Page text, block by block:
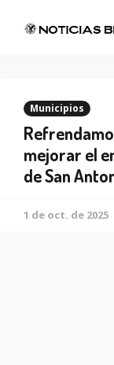
Municipios
mejorar el
de San
1 de oct. de 2025